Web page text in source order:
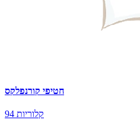
חטיפי קורנפלקס
94 קלוריות